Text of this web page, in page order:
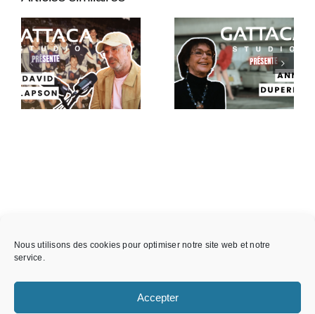
Nous utilisons des cookies pour optimiser notre site web et notre
service.
Accepter
Gattaca
Studio
Présente –
Anny
Gattaca
Studio
Présente :
Thibault